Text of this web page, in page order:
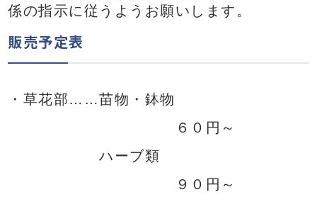
係の指示に従うようお願いします。
販売予定表
・草花部……苗物・鉢物
６０円～
ハーブ類
９０円～